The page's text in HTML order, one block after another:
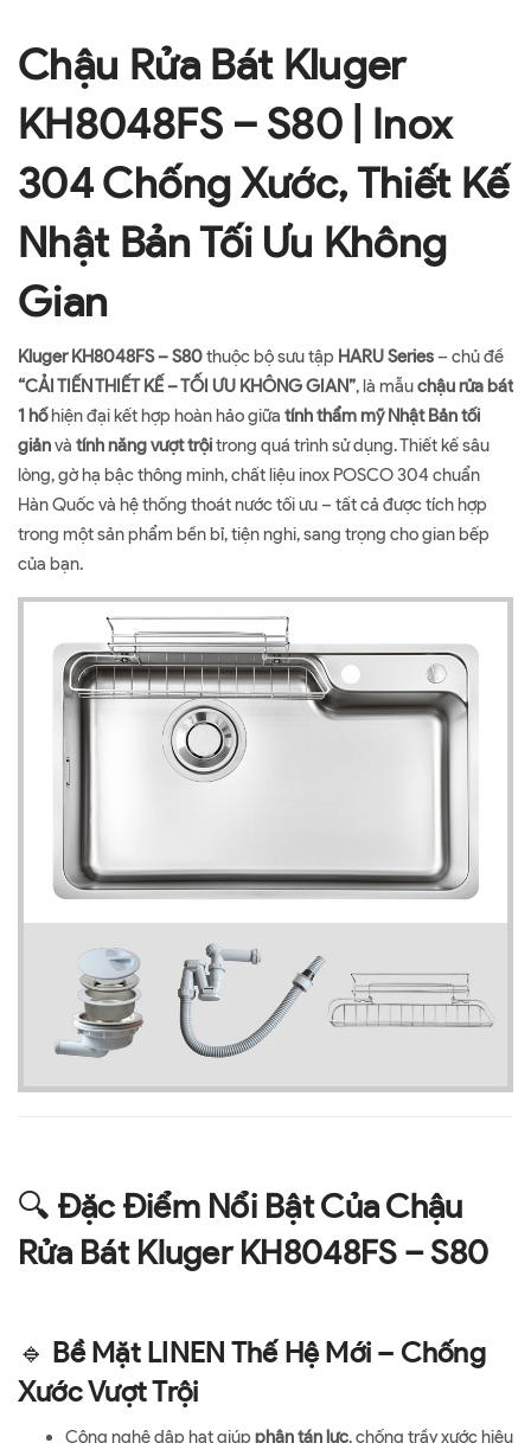
Chậu Rửa Bát Kluger
KH8048FS – S80 | Inox
304 Chống Xước, Thiết Kế
Nhật Bản Tối Ưu Không
Gian
Kluger KH8048FS – S80thuộc bộ sưu tập HARU Series– chủ đề
“CẢI TIẾN THIẾT KẾ – TỐI ƯU KHÔNG GIAN”, là mẫuchậu rửa bát
1 hốhiện đại kết hợp hoàn hảo giữa tính thẩm mỹ Nhật Bản tối
giảnvà tính năng vượt trộitrong quá trình sử dụng. Thiết kế sâu
lòng, gờ hạ bậc thông minh, chất liệu inox POSCO 304 chuẩn
Hàn Quốc và hệ thống thoát nước tối ưu – tất cả được tích hợp
trong một sản phẩm bền bỉ, tiện nghi, sang trọng cho gian bếp
của bạn.
🔍 Đặc Điểm Nổi Bật Của Chậu
Rửa Bát Kluger KH8048FS – S80
🔹 Bề Mặt LINEN Thế Hệ Mới – Chống
Xước Vượt Trội
Công nghệ dập hạt giúp phân tán lực, chống trầy xước hiệu